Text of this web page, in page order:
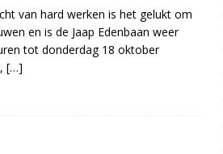
van hard werken is het gelukt om
en is de Jaap Edenbaan weer
tot donderdag 18 oktober
[…]